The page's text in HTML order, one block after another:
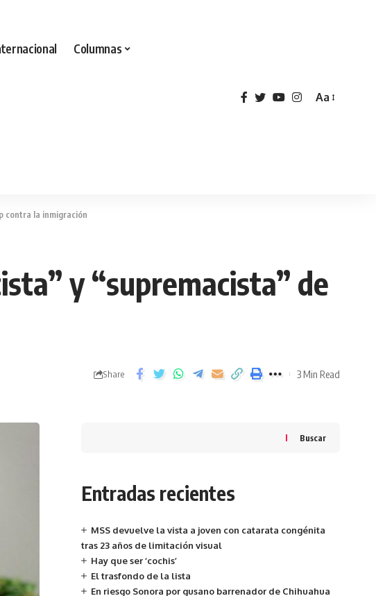
Columnas
Aa
contra la inmigración
y “supremacista” de
Share 3 Min Read
Buscar
Entradas recientes
MSS devuelve la vista a joven con catarata congénita
tras 23 años de limitación visual
Hay que ser ‘cochis’
El trasfondo de la lista
En riesgo Sonora por gusano barrenador de Chihuahua